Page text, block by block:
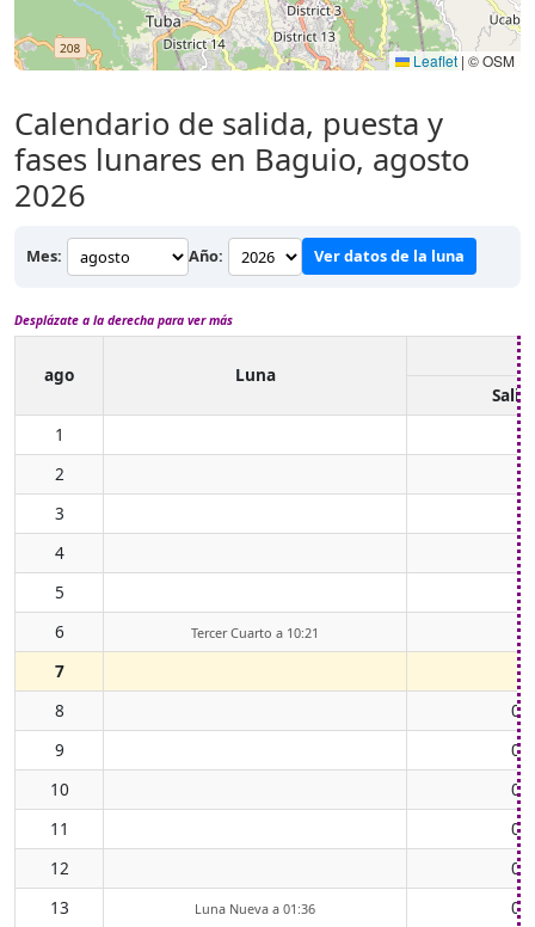
Leaflet | © OSM
Calendario de salida, puesta y
fases lunares en Baguio, agosto
2026
Mes: Año: Ver datos de la luna
Desplázate a la derecha para ver más
ago
Luna
1
2
3
4
5
6
Tercer Cuarto a 10:21
7
8
9
10
11
12
13
Luna Nueva a 01:36